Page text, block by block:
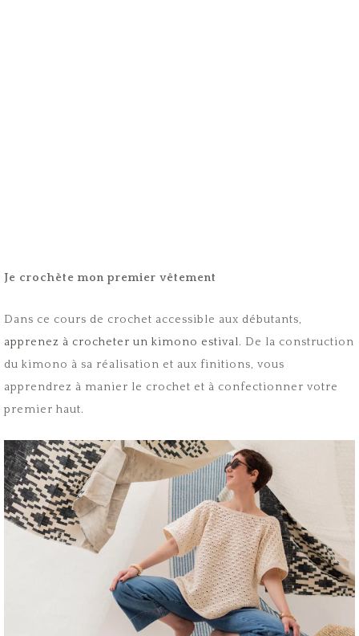
Je crochète mon premier vêtement
Dans ce cours de crochet accessible aux débutants,
apprenez à crocheter un kimono estival. De la construction
du kimono à sa réalisation et aux finitions, vous
apprendrez à manier le crochet et à confectionner votre
premier haut.